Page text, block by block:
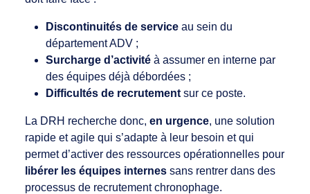
Discontinuités de serviceau sein du
département ADV ;
Surcharge d’activitéà assumer en interne par
des équipes déjà débordées ;
Difficultés de recrutementsur ce poste.
La DRH recherche donc, en urgence, une solution
rapide et agile qui s’adapte à leur besoin et qui
permet d’activer des ressources opérationnelles pour
libérer les équipes internessans rentrer dans des
processus de recrutement chronophage.